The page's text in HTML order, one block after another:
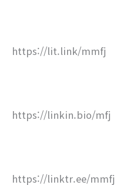
https://lit.link/mmfj
https://linkin.bio/mfj
https://linktr.ee/mmfj